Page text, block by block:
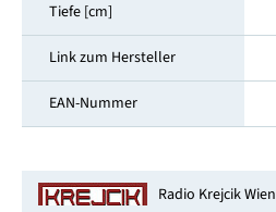
Tiefe [cm]
Link zum Hersteller
EAN-Nummer
Radio Krejcik Wien